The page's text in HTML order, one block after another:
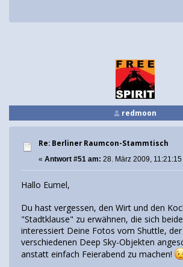
redmoon
Re: Berliner Raumcon-Stammtisch
« Antwort #51 am: 28. März 2009, 11:21:15
Hallo Eumel,
Du hast vergessen, den Wirt und den
"Stadtklause" zu erwähnen, die sich
interessiert Deine Fotos vom Shuttle, der
verschiedenen Deep Sky-Objekten
anstatt einfach Feierabend zu machen!